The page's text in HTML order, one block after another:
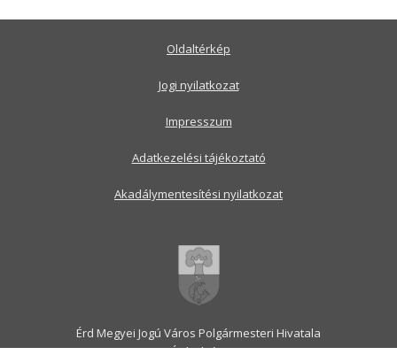
Érd Megyei Jogú Város Polgármesteri Hivatala
2030 Érd, Alsó utca 1.
Oldaltérkép
Jogi nyilatkozat
Impresszum
Adatkezelési tájékoztató
Akadálymentesítési nyilatkozat